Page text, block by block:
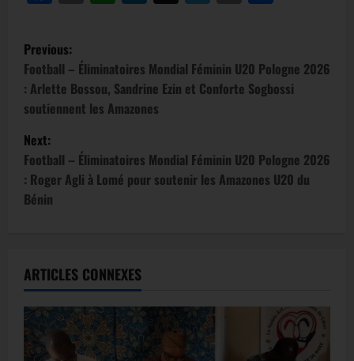
Previous:
Football – Éliminatoires Mondial Féminin U20 Pologne 2026
: Arlette Bossou, Sandrine Ezin et Conforte Sogbossi
soutiennent les Amazones
Next:
Football – Éliminatoires Mondial Féminin U20 Pologne 2026
: Roger Agli à Lomé pour soutenir les Amazones U20 du
Bénin
ARTICLES CONNEXES